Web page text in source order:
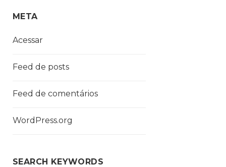
META
Acessar
Feed de posts
Feed de comentários
WordPress.org
SEARCH KEYWORDS